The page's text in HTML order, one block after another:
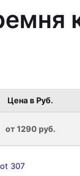
Цена в Руб.
от 1290 руб.
307